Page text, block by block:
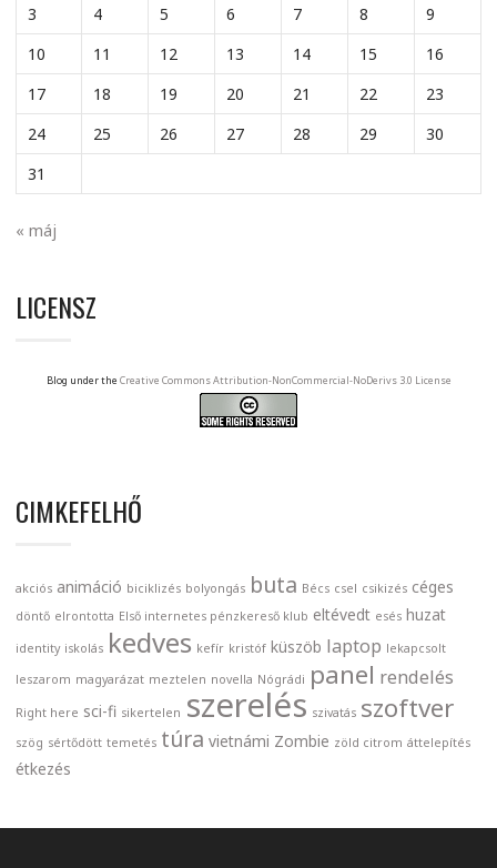
3
4 5 6 7 8
9
10
11 12 13 14 15
16
17
18 19 20 21 22
23
24
25 26 27 28 29
30
31
« máj
LICENSZ
Blog under the Creative Commons Attribution-NonCommercial-NoDerivs 3.0 License
CIMKEFELHŐ
akciós animáció biciklizés bolyongás buta Bécs csel csikizés céges
döntő elrontotta Első internetes pénzkereső klub eltévedt esés huzat
identity iskolás kedves kefír kristóf küszöb laptop lekapcsolt
leszarom magyarázat meztelen novella Nógrádi panel rendelés
Right here sci-fi sikertelen szerelés szivatás szoftver
szög sértődött temetés túra vietnámi Zombie zöld citrom áttelepítés
étkezés